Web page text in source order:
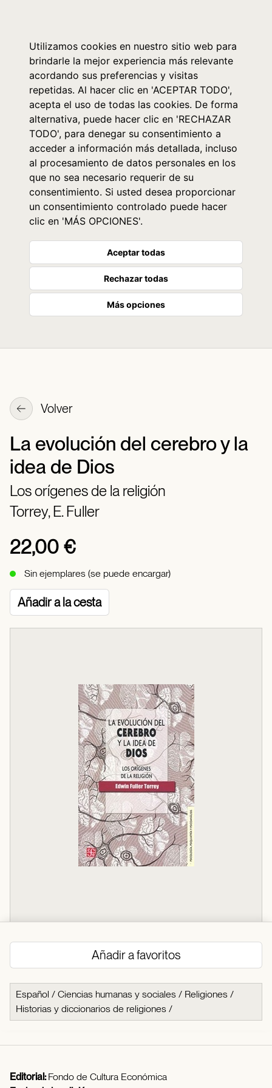
Utilizamos cookies en nuestro sitio web para
brindarle la mejor experiencia más relevante
acordando sus preferencias y visitas
repetidas. Al hacer clic en 'ACEPTAR TODO',
acepta el uso de todas las cookies. De forma
alternativa, puede hacer clic en 'RECHAZAR
TODO', para denegar su consentimiento a
acceder a información más detallada, incluso
al procesamiento de datos personales en los
que no sea necesario requerir de su
consentimiento. Si usted desea proporcionar
un consentimiento controlado puede hacer
clic en 'MÁS OPCIONES'.
Aceptar todas
Rechazar todas
Más opciones
Volver
La evolución del cerebro y la
idea de Dios
Los orígenes de la religión
Torrey, E. Fuller
22,00 €
Sin ejemplares (se puede encargar)
Añadir a la cesta
Añadir a favoritos
Español / Ciencias humanas y sociales / Religiones /
Historias y diccionarios de religiones /
Editorial:Fondo de Cultura Económica